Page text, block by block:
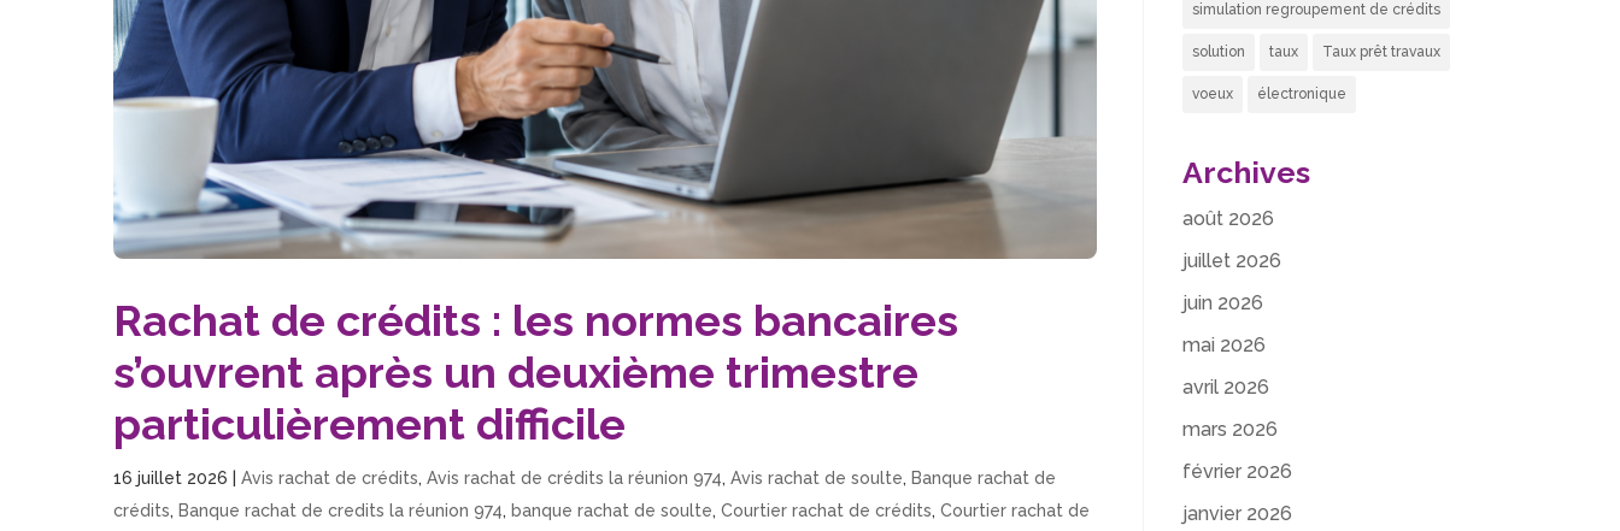
Rachat de crédits : les normes bancaires
s’ouvrent après un deuxième trimestre
particulièrement difficile
16 juillet 2026 |Avis rachat de crédits,Avis rachat de crédits la réunion 974,Avis rachat de soulte,Banque rachat de
crédits,Banque rachat de credits la réunion 974,banque rachat de soulte,Courtier rachat de crédits,Courtier rachat de
simulation regroupement de crédits
solution taux Taux prêt travaux
voeux électronique
Archives
août 2026
juillet 2026
juin 2026
mai 2026
avril 2026
mars 2026
février 2026
janvier 2026